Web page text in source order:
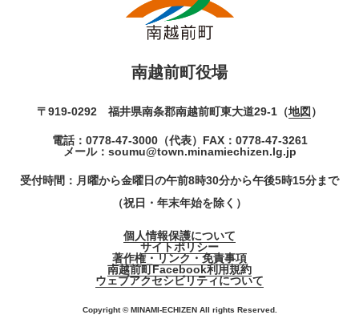
南越前町役場
〒919-0292 福井県南条郡南越前町東大道29-1（地図 ）
電話： 0778-47-3000（代表） FAX：0778-47-3261
メール： soumu@town.minamiechizen.lg.jp
受付時間：月曜から金曜日の午前8時30分から午後5時15分まで
（祝日・年末年始を除く）
個人情報保護について
サイトポリシー
著作権・リンク・免責事項
南越前町Facebook利用規約
ウェブアクセシビリティについて
Copyright © MINAMI-ECHIZEN All rights Reserved.